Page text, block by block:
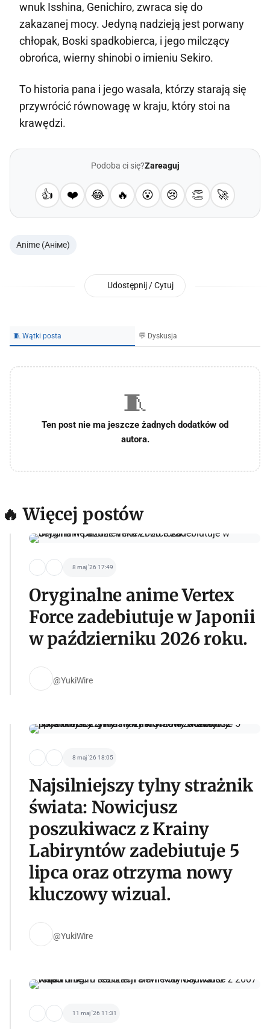
wnuk Isshina, Genichiro, zwraca się do
zakazanej mocy. Jedyną nadzieją jest porwany
chłopak, Boski spadkobierca, i jego milczący
obrońca, wierny shinobi o imieniu Sekiro.
To historia pana i jego wasala, którzy starają się
przywrócić równowagę w kraju, który stoi na
krawędzi.
Podoba ci się?Zareaguj
👍 ❤️ 😂 🔥 😮 😢 👏 🚀
Anime (Аніме)
Udostępnij / Cytuj
🧵 Wątki posta 💬 Dyskusja
🧵
Ten post nie ma jeszcze żadnych dodatków od
autora.
🔥 Więcej postów
8 maj '26 17:49
Oryginalne anime Vertex
Force zadebiutuje w Japonii
w październiku 2026 roku.
@YukiWire
8 maj '26 18:05
Najsilniejszy tylny strażnik
świata: Nowicjusz
poszukiwacz z Krainy
Labiryntów zadebiutuje 5
lipca oraz otrzyma nowy
kluczowy wizual.
@YukiWire
11 maj '26 11:31